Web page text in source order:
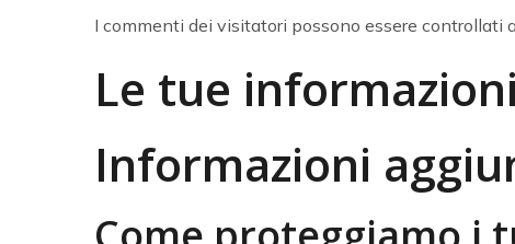
I commenti dei visitatori possono essere controllati
Le tue
Informazioni